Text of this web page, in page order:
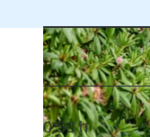
0:50 h